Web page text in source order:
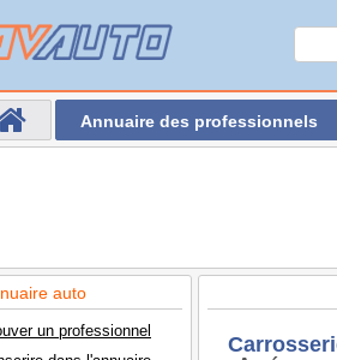
Annuaire des professionnels
auto
un professionnel